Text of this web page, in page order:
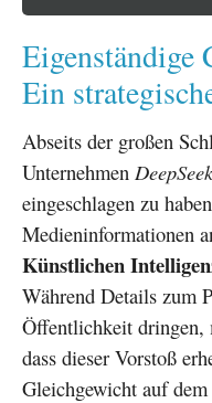
Ein
Abseits der großen
Unternehmen DeepSeek
eingeschlagen zu
Medieninformationen
Künstlichen
Während Details zum
Öffentlichkeit dringen,
dass dieser Vorstoß
Gleichgewicht auf